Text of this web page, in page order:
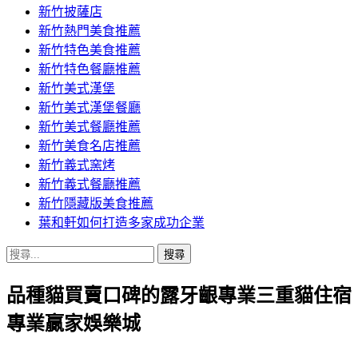
新竹披薩店
新竹熱門美食推薦
新竹特色美食推薦
新竹特色餐廳推薦
新竹美式漢堡
新竹美式漢堡餐廳
新竹美式餐廳推薦
新竹美食名店推薦
新竹義式窯烤
新竹義式餐廳推薦
新竹隱藏版美食推薦
葉和軒如何打造多家成功企業
搜
關
鍵
字:
品種貓買賣口碑的露牙齦專業三重貓住宿
專業贏家娛樂城